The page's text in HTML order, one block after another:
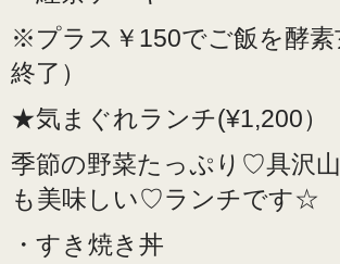
※プラス￥150でご飯を酵
終了）
★気まぐれランチ(¥1,200）
季節の野菜たっぷり♡具沢
も美味しい♡ランチです☆
・すき焼き丼